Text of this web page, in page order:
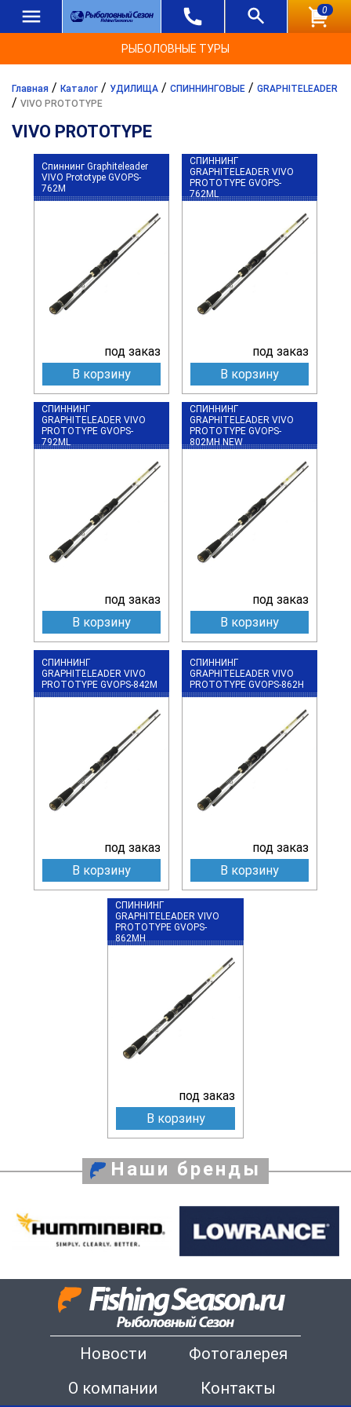
0
РЫБОЛОВНЫЕ ТУРЫ
Главная / Каталог / УДИЛИЩА / СПИННИНГОВЫЕ / GRAPHITELEADER
/ VIVO PROTOTYPE
VIVO PROTOTYPE
Cпиннинг Graphiteleader
VIVO Prototype GVOPS-
762M
под заказ
В корзину
СПИННИНГ
GRAPHITELEADER VIVO
PROTOTYPE GVOPS-
762ML
под заказ
В корзину
СПИННИНГ
GRAPHITELEADER VIVO
PROTOTYPE GVOPS-
792ML
под заказ
В корзину
СПИННИНГ
GRAPHITELEADER VIVO
PROTOTYPE GVOPS-
802MH NEW
под заказ
В корзину
СПИННИНГ
GRAPHITELEADER VIVO
PROTOTYPE GVOPS-842M
под заказ
В корзину
СПИННИНГ
GRAPHITELEADER VIVO
PROTOTYPE GVOPS-862H
под заказ
В корзину
СПИННИНГ
GRAPHITELEADER VIVO
PROTOTYPE GVOPS-
862MH
под заказ
В корзину
Наши бренды
Новости
Фотогалерея
О компании
Контакты